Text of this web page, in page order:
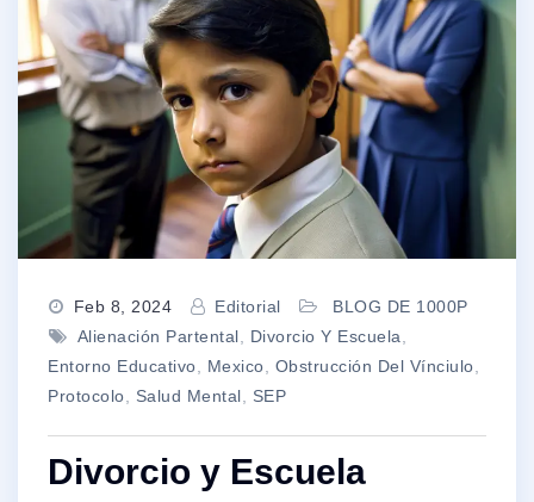
Feb 8, 2024 Editorial
BLOG DE 1000P
Alienación Partental
Divorcio Y Escuela
Entorno Educativo
Mexico Obstrucción Del Vínciulo
Protocolo
Salud Mental SEP
Divorcio y Escuela